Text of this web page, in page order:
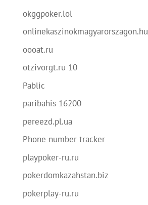
okggpoker.lol
onlinekaszinokmagyarorszagon.hu
oooat.ru
otzivorgt.ru 10
Pablic
paribahis 16200
pereezd.pl.ua
Phone number tracker
playpoker-ru.ru
pokerdomkazahstan.biz
pokerplay-ru.ru